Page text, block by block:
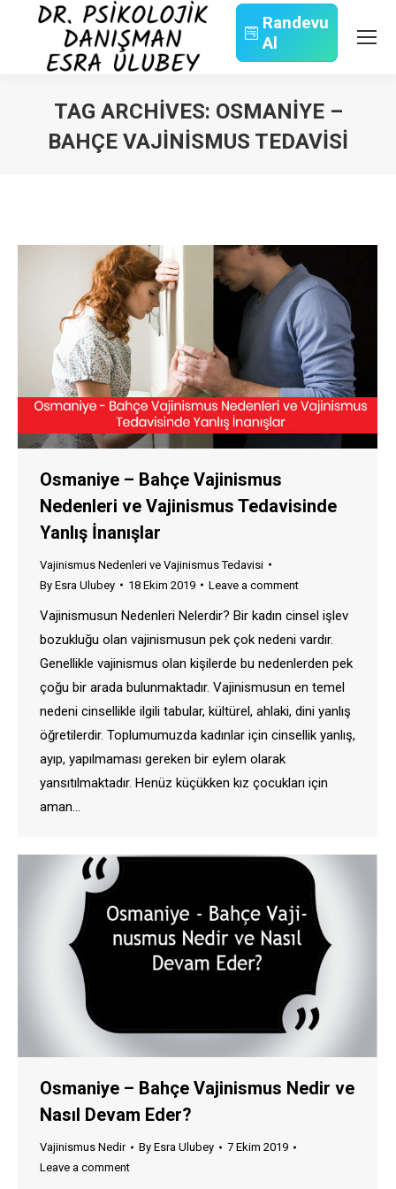
Randevu
Al
TAG ARCHIVES: OSMANIYE –
BAHÇE VAJINISMUS TEDAVISI
Osmaniye – Bahçe Vajinismus
Nedenleri ve Vajinismus Tedavisinde
Yanlış İnanışlar
Vajinismus Nedenleri ve Vajinismus Tedavisi
By Esra Ulubey 18 Ekim 2019 Leave a comment
Vajinismusun Nedenleri Nelerdir? Bir kadın cinsel işlev
bozukluğu olan vajinismusun pek çok nedeni vardır.
Genellikle vajinismus olan kişilerde bu nedenlerden pek
çoğu bir arada bulunmaktadır. Vajinismusun en temel
nedeni cinsellikle ilgili tabular, kültürel, ahlaki, dini yanlış
öğretilerdir. Toplumumuzda kadınlar için cinsellik yanlış,
ayıp, yapılmaması gereken bir eylem olarak
yansıtılmaktadır. Henüz küçükken kız çocukları için
aman…
Osmaniye – Bahçe Vajinismus Nedir ve
Nasıl Devam Eder?
Vajinismus Nedir By Esra Ulubey
7 Ekim 2019
Leave a comment